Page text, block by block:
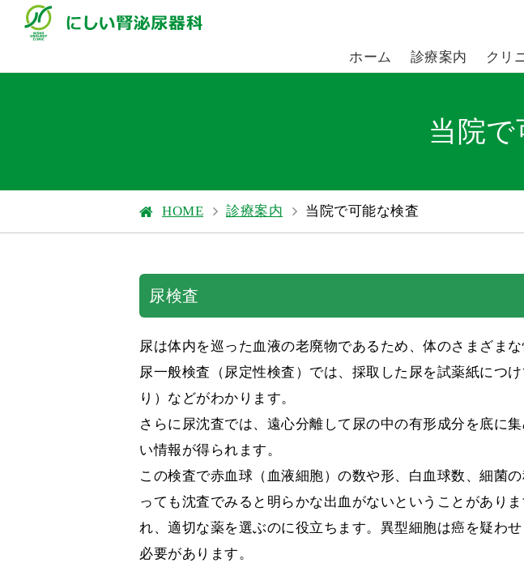
ホーム 診療案内 クリ
当院で
HOME 診療案内 当院で可能な検査
尿検査
尿は体内を巡った血液の老廃物であるため、体のさまざまな
尿一般検査（尿定性検査）では、採取した尿を試薬紙につ
り）などがわかります。
さらに尿沈査では、遠心分離して尿の中の有形成分を底に
い情報が得られます。
この検査で赤血球（血液細胞）の数や形、白血球数、細菌
っても沈査でみると明らかな出血がないということがあり
れ、適切な薬を選ぶのに役立ちます。異型細胞は癌を疑わ
必要があります。